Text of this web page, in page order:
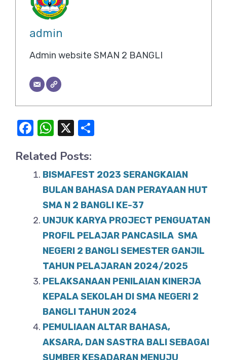
admin
Admin website SMAN 2 BANGLI
F
c
e
o
o
W
at
s
A
p
p
X
e
Related Posts:
BISMAFEST 2023 SERANGKAIAN
BULAN BAHASA DAN PERAYAAN HUT
SMA N 2 BANGLI KE-37
UNJUK KARYA PROJECT PENGUATAN
PROFIL PELAJAR PANCASILA SMA
NEGERI 2 BANGLI SEMESTER GANJIL
TAHUN PELAJARAN 2024/2025
PELAKSANAAN PENILAIAN KINERJA
KEPALA SEKOLAH DI SMA NEGERI 2
BANGLI TAHUN 2024
PEMULIAAN ALTAR BAHASA,
AKSARA, DAN SASTRA BALI SEBAGAI
SUMBER KESADARAN MENUJU